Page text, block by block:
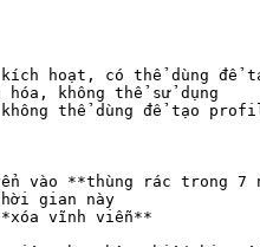
hoạt, có thể dùng để
không thể sử dụng
thể dùng để tạo
vào **thùng rác trong 7
gian này
vĩnh viễn**